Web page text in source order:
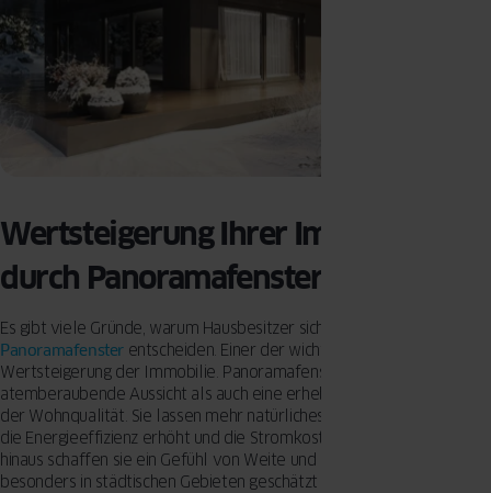
Wertsteigerung Ihrer Immobilie
durch Panoramafenster
Es gibt viele Gründe, warum Hausbesitzer sich für
Panoramafenster entscheiden. Einer der wichtigsten ist die
Wertsteigerung der Immobilie. Panoramafenster bieten sowohl eine
atemberaubende Aussicht als auch eine erhebliche Verbesserung
der Wohnqualität. Sie lassen mehr natürliches Licht in den Raum, was
die Energieeffizienz erhöht und die Stromkosten senkt. Darüber
hinaus schaffen sie ein Gefühl von Weite und Offenheit, das
besonders in städtischen Gebieten geschätzt wird.